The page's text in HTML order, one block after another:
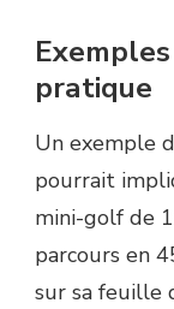
pratique
Un exemple
pourrait
mini-golf de
parcours en
sur sa feuille